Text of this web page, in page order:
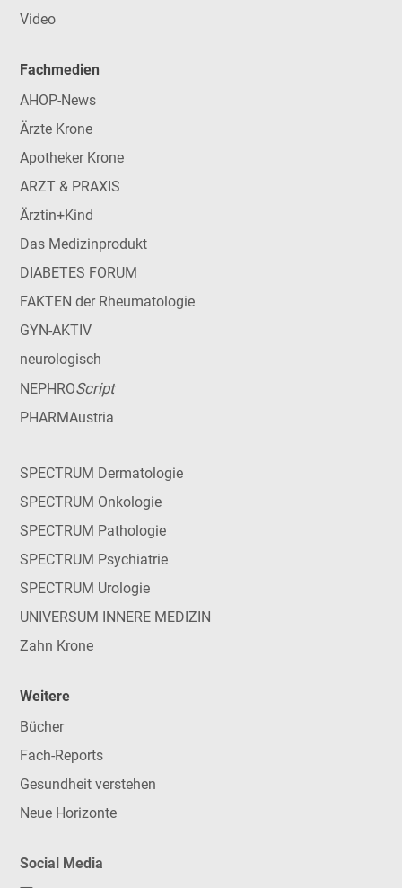
Video
Fachmedien
AHOP-News
Ärzte Krone
Apotheker Krone
ARZT & PRAXIS
Ärztin+Kind
Das Medizinprodukt
DIABETES FORUM
FAKTEN der Rheumatologie
GYN-AKTIV
neurologisch
NEPHROScript
PHARMAustria
SPECTRUM Dermatologie
SPECTRUM Onkologie
SPECTRUM Pathologie
SPECTRUM Psychiatrie
SPECTRUM Urologie
UNIVERSUM INNERE MEDIZIN
Zahn Krone
Weitere
Bücher
Fach-Reports
Gesundheit verstehen
Neue Horizonte
Social Media